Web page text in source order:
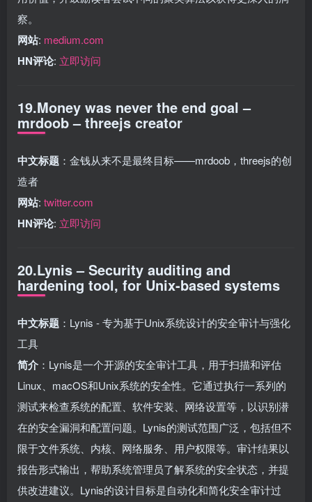
察。
网站: medium.com
HN评论: 立即访问
19.Money was never the end goal –
mrdoob – threejs creator
中文标题 ：金钱从来不是最终目标——mrdoob，threejs的创
造者
网站: twitter.com
HN评论: 立即访问
20.Lynis – Security auditing and
hardening tool, for Unix-based systems
中文标题 ：Lynis - 专为基于Unix系统设计的安全审计与强化
工具
简介 ：Lynis是一个开源的安全审计工具，用于扫描和评估
Linux、macOS和Unix系统的安全性。它通过执行一系列的
测试来检查系统的配置、软件安装、网络设置等，以识别潜
在的安全漏洞和配置问题。Lynis的测试范围广泛，包括但不
限于文件系统、内核、网络服务、用户权限等。审计结果以
报告形式输出，帮助系统管理员了解系统的安全状态，并提
供改进建议。Lynis的设计目标是自动化和简化安全审计过